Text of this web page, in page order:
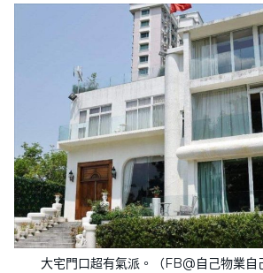
大宅門口超有氣派。（FB@自己物業自